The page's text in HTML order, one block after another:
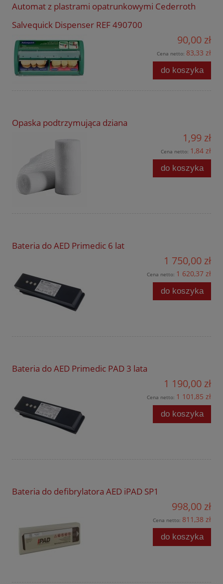
Automat z plastrami opatrunkowymi Cederroth
Salvequick Dispenser REF 490700
90,00 zł
Cena netto: 83,33 zł
do koszyka
Opaska podtrzymująca dziana
1,99 zł
Cena netto: 1,84 zł
do koszyka
Bateria do AED Primedic 6 lat
1 750,00 zł
Cena netto: 1 620,37 zł
do koszyka
Bateria do AED Primedic PAD 3 lata
1 190,00 zł
Cena netto: 1 101,85 zł
do koszyka
Bateria do defibrylatora AED iPAD SP1
998,00 zł
Cena netto: 811,38 zł
do koszyka